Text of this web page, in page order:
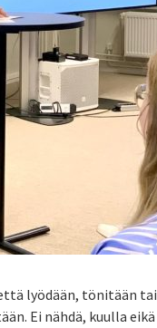
lyödään, tönitään tai
Ei nähdä, kuulla eikä